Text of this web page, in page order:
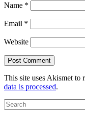
Name *
Email *
Website
This site uses Akismet to
data is processed.